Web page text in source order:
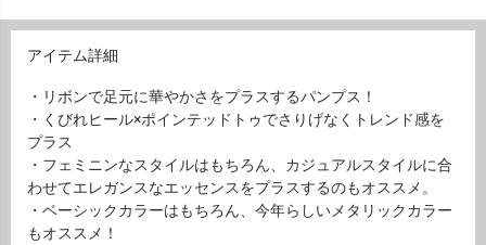
アイテム詳細
・リボンで足元に華やかさをプラスするパンプス！
・くびれヒール×ポインテッドトゥでさりげなくトレンド感を
プラス
・フェミニンなスタイルはもちろん、カジュアルスタイルに合
わせてエレガンスなエッセンスをプラスするのもオススメ。
・ベーシックカラーはもちろん、今年らしいメタリックカラー
もオススメ！